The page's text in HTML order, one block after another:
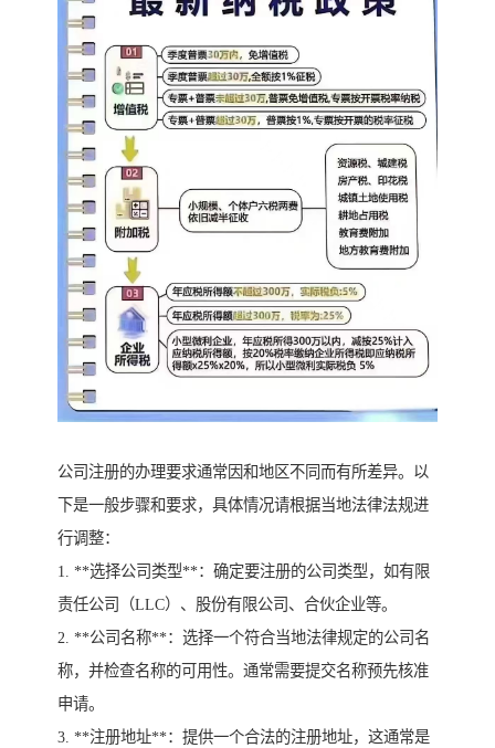
公司注册的办理要求通常因和地区不同而有所差异。以
下是一般步骤和要求，具体情况请根据当地法律法规进
行调整：
1. **选择公司类型**：确定要注册的公司类型，如有限
责任公司（LLC）、股份有限公司、合伙企业等。
2. **公司名称**：选择一个符合当地法律规定的公司名
称，并检查名称的可用性。通常需要提交名称预先核准
申请。
3. **注册地址**：提供一个合法的注册地址，这通常是